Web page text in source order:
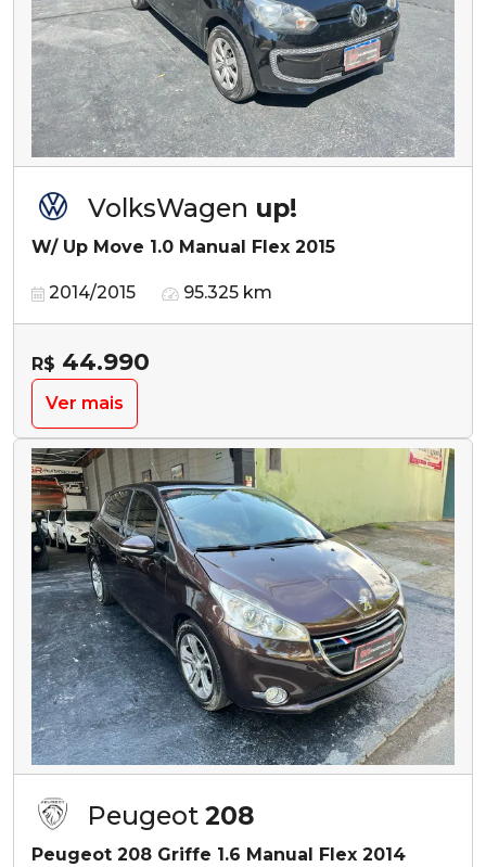
VolksWagen up!
W/ Up Move 1.0 Manual Flex 2015
2014/2015 95.325 km
R$ 44.990
Ver mais
Peugeot 208
Peugeot 208 Griffe 1.6 Manual Flex 2014